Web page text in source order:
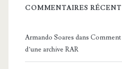
COMMENTAIRES
Armando Soares dans Comment
d’une archive RAR